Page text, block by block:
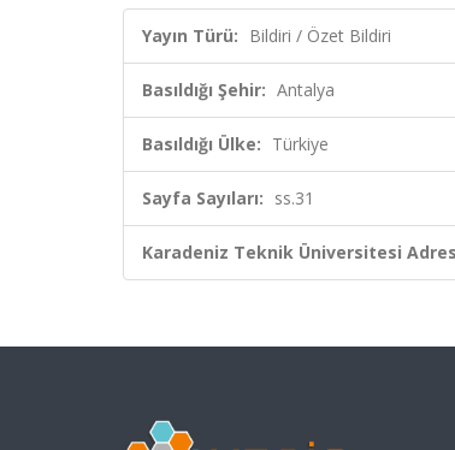
Yayın Türü: Bildiri / Özet Bildiri
Basıldığı Şehir: Antalya
Basıldığı Ülke: Türkiye
Sayfa Sayıları: ss.31
Karadeniz Teknik Üniversitesi